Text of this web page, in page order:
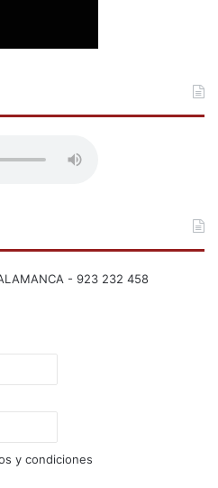
- 923 232 458
y condiciones